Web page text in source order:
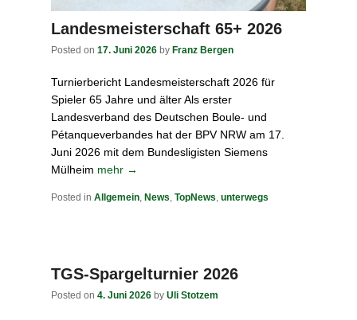
Landesmeisterschaft 65+ 2026
Posted on 17. Juni 2026 by Franz Bergen
Turnierbericht Landesmeisterschaft 2026 für
Spieler 65 Jahre und älter Als erster
Landesverband des Deutschen Boule- und
Pétanqueverbandes hat der BPV NRW am 17.
Juni 2026 mit dem Bundesligisten Siemens
Mülheim mehr →
Posted in Allgemein, News, TopNews, unterwegs
TGS-Spargelturnier 2026
Posted on 4. Juni 2026 by Uli Stotzem